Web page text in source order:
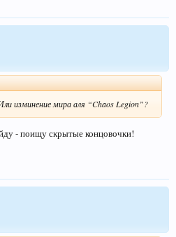
изминение мира аля “Chaos Legion”?
- поищу скрытые концовочки!